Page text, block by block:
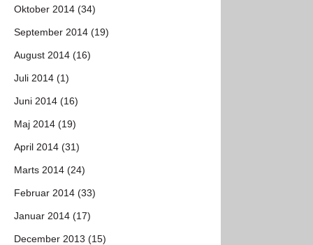
Oktober 2014 (34)
September 2014 (19)
August 2014 (16)
Juli 2014 (1)
Juni 2014 (16)
Maj 2014 (19)
April 2014 (31)
Marts 2014 (24)
Februar 2014 (33)
Januar 2014 (17)
December 2013 (15)